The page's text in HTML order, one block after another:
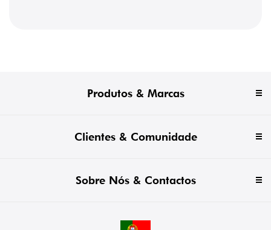
Produtos & Marcas
Clientes & Comunidade
Sobre Nós & Contactos